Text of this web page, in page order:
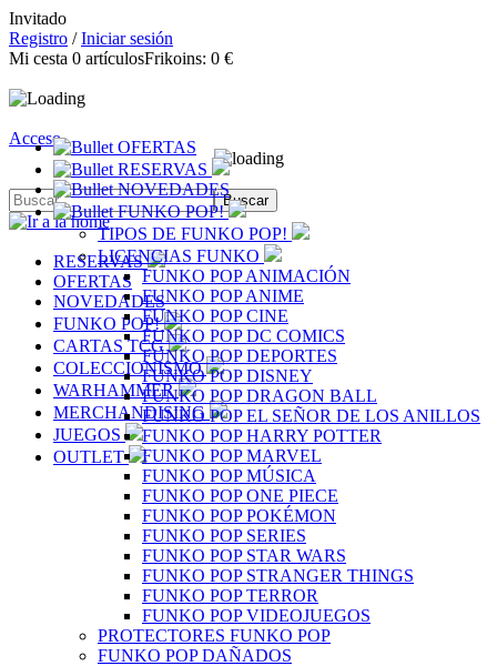
Invitado
Registro /Iniciar sesión
Mi cesta 0 artículosFrikoins: 0 €
Acceso
RESERVAS
OFERTAS
NOVEDADES
FUNKO POP!
CARTAS TCG
COLECCIONISMO
WARHAMMER
MERCHANDISING
JUEGOS
OUTLET
OFERTAS
RESERVAS
NOVEDADES
FUNKO POP!
TIPOS DE FUNKO POP!
LICENCIAS FUNKO
FUNKO POP ANIMACIÓN
FUNKO POP ANIME
FUNKO POP CINE
FUNKO POP DC COMICS
FUNKO POP DEPORTES
FUNKO POP DISNEY
FUNKO POP DRAGON BALL
FUNKO POP EL SEÑOR DE LOS ANILLOS
FUNKO POP HARRY POTTER
FUNKO POP MARVEL
FUNKO POP MÚSICA
FUNKO POP ONE PIECE
FUNKO POP POKÉMON
FUNKO POP SERIES
FUNKO POP STAR WARS
FUNKO POP STRANGER THINGS
FUNKO POP TERROR
FUNKO POP VIDEOJUEGOS
PROTECTORES FUNKO POP
FUNKO POP DAÑADOS